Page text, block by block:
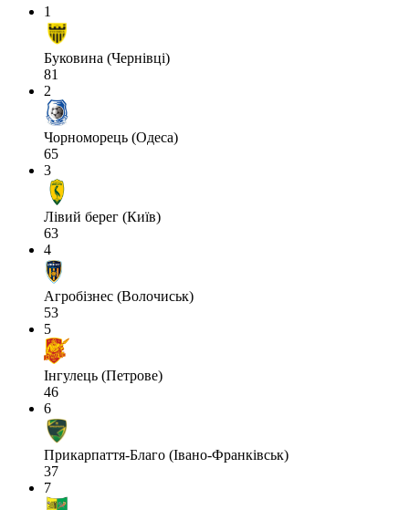
1
Буковина (Чернівці)
81
2
Чорноморець (Одеса)
65
3
Лівий берег (Київ)
63
4
Агробізнес (Волочиськ)
53
5
Інгулець (Петрове)
46
6
Прикарпаття-Благо (Івано-Франківськ)
37
7